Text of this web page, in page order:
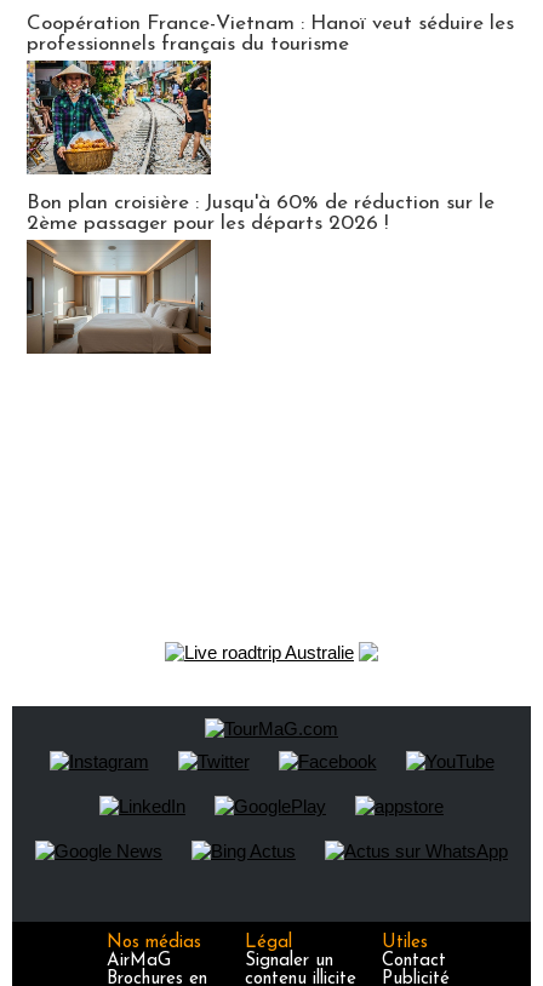
Coopération France-Vietnam : Hanoï veut séduire les
professionnels français du tourisme
Bon plan croisière : Jusqu'à 60% de réduction sur le
2ème passager pour les départs 2026 !
Nos médias
AirMaG
Brochures en
Légal
Signaler un
contenu illicite
Utiles
Contact
Publicité